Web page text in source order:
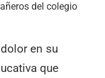
del colegio
en su
que